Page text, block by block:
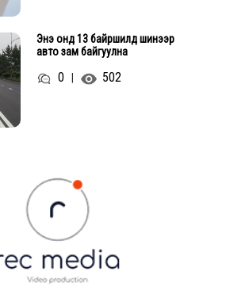
Энэ онд 13 байршилд шинээр
авто зам байгуулна
0 502